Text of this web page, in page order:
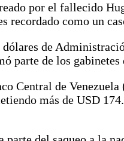
por el fallecido
recordado como un
de
parte de los
Central de
más de USD